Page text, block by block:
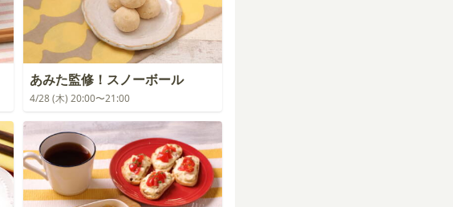
あみた監修！スノーボール
4/28 (木) 20:00〜21:00